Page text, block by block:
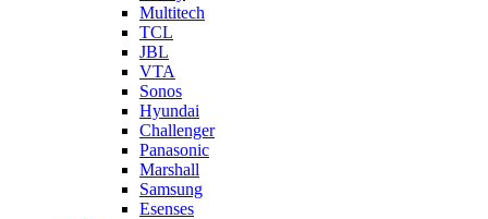
Multitech
TCL
JBL
VTA
Sonos
Hyundai
Challenger
Panasonic
Marshall
Samsung
Esenses